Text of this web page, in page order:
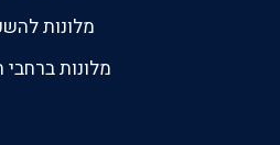
מלונות
מלונות ברחבי